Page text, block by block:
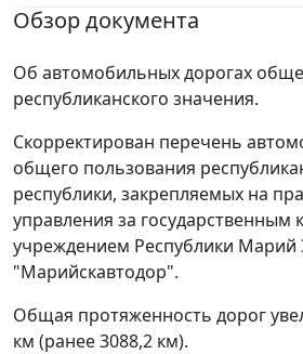
Обзор документа
Об автомобильных дорогах
республиканского значения.
Скорректирован перечень
общего пользования
республики, закрепляемых на
управления за государственным
учреждением Республики Марий
"Марийскавтодор".
Общая протяженность дорог
км (ранее 3088,2 км).